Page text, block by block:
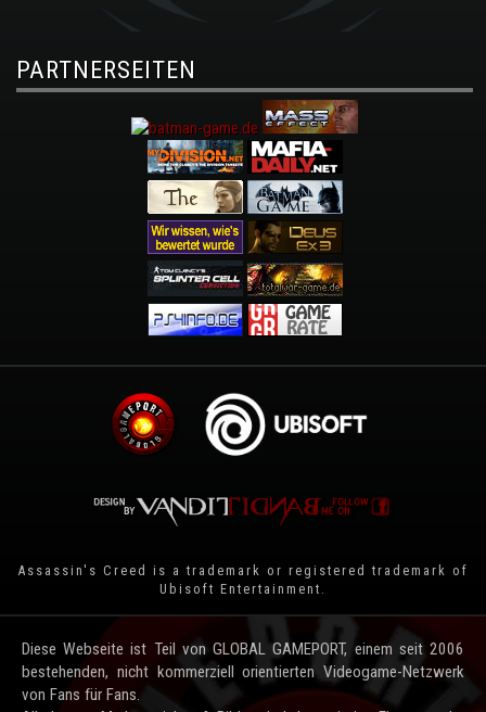
PARTNERSEITEN
Assassin's Creed is a trademark or registered trademark of
Ubisoft Entertainment .
Diese Webseite ist Teil von GLOBAL GAMEPORT, einem seit 2006
bestehenden, nicht kommerziell orientierten Videogame-Netzwerk
von Fans für Fans.